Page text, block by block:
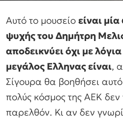
Αυτό το μουσείο είναι
ψυχής του Δημήτρη
αποδεικνύει όχι με
μεγάλος Ελληνας είναι,
Σίγουρα θα βοηθήσει αυτό
πολύς κόσμος της ΑΕΚ δεν
παρελθόν. Κι αν δεν